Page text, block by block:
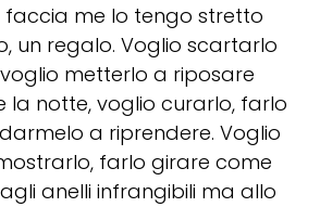
faccia me lo tengo stretto
un regalo. Voglio scartarlo
metterlo a riposare
notte, voglio curarlo, farlo
a riprendere. Voglio
farlo girare come
anelli infrangibili ma allo